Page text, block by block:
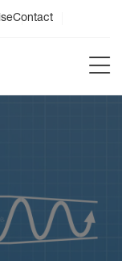
Contact